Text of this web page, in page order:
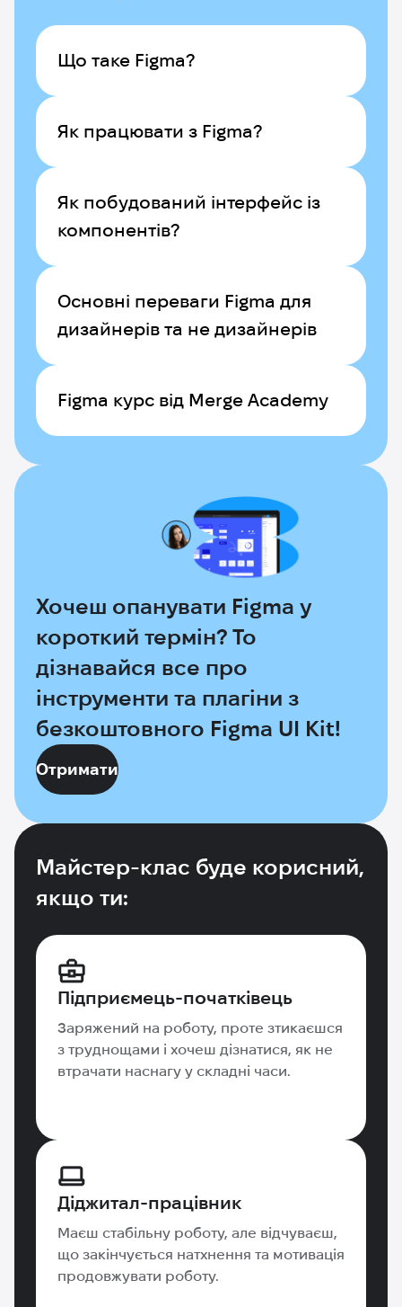
Що таке Figma?
Як працювати з Figma?
Як побудований інтерфейс із
компонентів?
Основні переваги Figma для
дизайнерів та не дизайнерів
Figma курс від Merge Academy
Хочеш опанувати Figma у
короткий термін? То
дізнавайся все про
інструменти та плагіни з
безкоштовного Figma UI Kit!
Отримати
Майстер-клас буде корисний,
якщо ти:
Підприємець-початківець
Заряжений на роботу, проте зтикаєшся
з труднощами і хочеш дізнатися, як не
втрачати наснагу у складні часи.
Діджитал-працівник
Маєш стабільну роботу, але відчуваєш,
що закінчується натхнення та мотивація
продовжувати роботу.